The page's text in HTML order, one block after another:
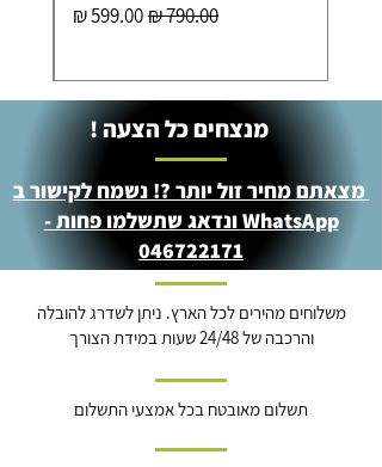
מחיר רגילמחיר מבצע
מנצחים כל הצעה !
מצאתם מחיר זול יותר ?! נשמח לקישור ב
WhatsApp ונדאג שתשלמו פחות -
046722171
משלוחים מהירים לכל הארץ. ניתן לשדרג להובלה
והרכבה של 24/48 שעות במידת הצורך
תשלום מאובטח בכל אמצעי התשלום